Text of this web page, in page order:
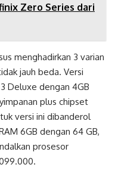
Zero Series dari
menghadirkan 3 varian
jauh beda. Versi
Deluxe dengan 4GB
plus chipset
versi ini dibanderol
6GB dengan 64 GB,
prosesor